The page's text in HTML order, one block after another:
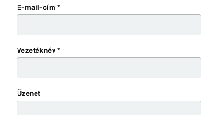
E-mail-cím *
Vezetéknév *
Üzenet